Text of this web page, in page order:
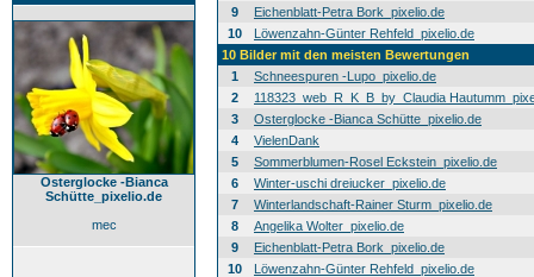
Osterglocke -Bianca
Schütte_pixelio.de
mec
9
Eichenblatt-Petra Bork_pixelio.de
10
Löwenzahn-Günter Rehfeld_pixelio.de
10 Bilder mit den meisten Bewertungen
1
Schneespuren -Lupo_pixelio.de
2
118323_web_R_K_B_by_Claudia
3
Osterglocke -Bianca Schütte_pixelio.de
4
VielenDank
5
Sommerblumen-Rosel Eckstein_pixelio.de
6
Winter-uschi dreiucker_pixelio.de
7
Winterlandschaft-Rainer Sturm_pixelio.de
8
Angelika Wolter_pixelio.de
9
Eichenblatt-Petra Bork_pixelio.de
10
Löwenzahn-Günter Rehfeld_pixelio.de